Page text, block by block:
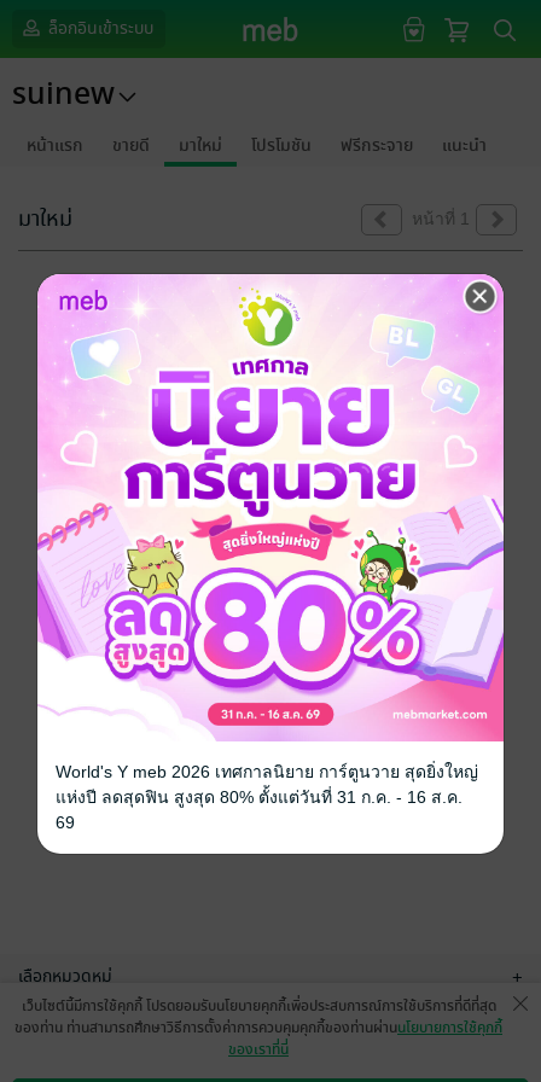
ล็อกอินเข้าระบบ
suinew
หน้าแรก ขายดี มาใหม่ โปรโมชัน ฟรีกระจาย แนะนำ
มาใหม่ หน้าที่ 1
ขออภัยด้วยนะคะ
ไม่พบข้อมูลในหัวข้อที่คุณกำลังชมค่ะ
เลือกหมวดหมู่ +
บริการช่วยเหลือ
เว็บไซต์นี้มีการใช้คุกกี้ โปรดยอมรับนโยบายคุกกี้เพื่อประสบการณ์การใช้บริการที่ดีที่สุด
ของท่าน ท่านสามารถศึกษาวิธีการตั้งค่าการควบคุมคุกกี้ของท่านผ่านนโยบายการใช้คุกกี้
ของเราที่นี่
World's Y meb 2026 เทศกาลนิยาย การ์ตูนวาย สุดยิ่งใหญ่
แห่งปี ลดสุดฟิน สูงสุด 80% ตั้งแต่วันที่ 31 ก.ค. - 16 ส.ค.
69